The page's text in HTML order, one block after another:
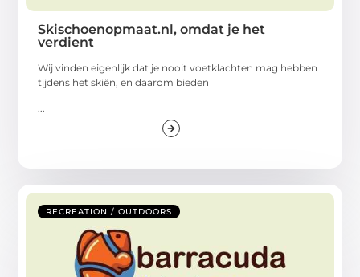
Skischoenopmaat.nl, omdat je het
verdient
Wij vinden eigenlijk dat je nooit voetklachten mag hebben
tijdens het skiën, en daarom bieden
RECREATION / OUTDOORS